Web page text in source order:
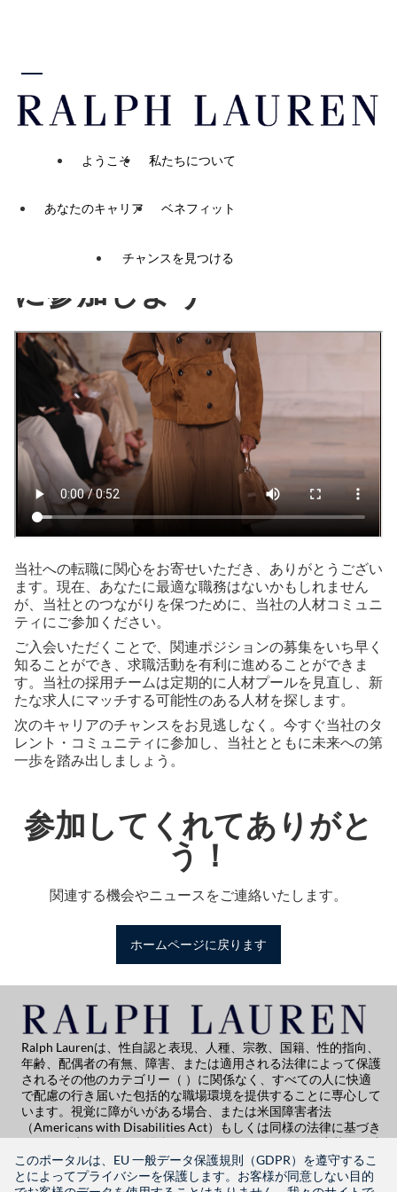
このポータルは、EU 一般データ保護規則（GDPR）を遵守するこ
とによってプライバシーを保護します。お客様が同意しない目的
ようこそ 私たちについて
あなたのキャリア ベネフィット
チャンスを見つける
タレント・コミュニティに参加
しよう
自宅 タレント・コミュニティ
タレント・コミュニティ
に参加しよう
当社への転職に関心をお寄せいただき、ありがとうござい
ます。現在、あなたに最適な職務はないかもしれません
が、当社とのつながりを保つために、当社の人材コミュニ
ティにご参加ください。
ご入会いただくことで、関連ポジションの募集をいち早く
知ることができ、求職活動を有利に進めることができま
す。当社の採用チームは定期的に人材プールを見直し、新
たな求人にマッチする可能性のある人材を探します。
次のキャリアのチャンスをお見逃しなく。今すぐ当社のタ
レント・コミュニティに参加し、当社とともに未来への第
一歩を踏み出しましょう。
参加してくれてありがと
う！
関連する機会やニュースをご連絡いたします。
ホームページに戻ります
Ralph Laurenは、性自認と表現、人種、宗教、国籍、性的指向、
年齢、配偶者の有無、障害、または適用される法律によって保護
されるその他のカテゴリー（ ）に関係なく、すべての人に快適
で配慮の行き届いた包括的な職場環境を提供することに専心して
います。視覚に障がいがある場合、または米国障害者法
（Americans with Disabilities Act）もしくは同様の法律に基づき
何らかの障がいがある場合、 、Ralph Laurenでの採用応募に関連
する潜在的な配慮について相談したい場合は、Global People
Practices（globalpeoplepractices@ralphlauren.com）までご連